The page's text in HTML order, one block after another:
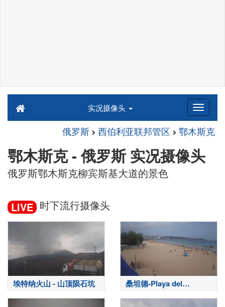
实况摄像头
俄罗斯 西伯利亚联邦管区 鄂木斯克
鄂木斯克 - 俄罗斯 实况摄像头
俄罗斯鄂木斯克柳宾斯基大道的景色
LIVE 时下流行摄像头
埃特纳火山 - 山顶陨石坑
桑坦德-Playa del
Sardinero